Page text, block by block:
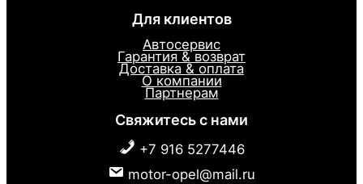
Для клиентов
Автосервис
Гарантия & возврат
Доставка & оплата
О компании
Партнерам
Свяжитесь с нами
+7 916 5277446
motor-opel@mail.ru